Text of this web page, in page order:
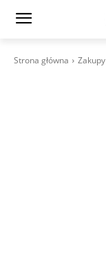
Strona główna Zakupy